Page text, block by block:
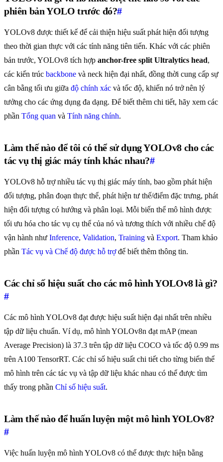
phiên bản YOLO trước đó?#
YOLOv8 được thiết kế để cải thiện hiệu suất phát hiện đối tượng
theo thời gian thực với các tính năng tiên tiến. Khác với các phiên
bản trước, YOLOv8 tích hợp anchor-free split Ultralytics head,
các kiến trúc backbone và neck hiện đại nhất, đồng thời cung cấp sự
cân bằng tối ưu giữa độ chính xác và tốc độ, khiến nó trở nên lý
tưởng cho các ứng dụng đa dạng. Để biết thêm chi tiết, hãy xem các
phần Tổng quan và Tính năng chính.
Làm thế nào để tôi có thể sử dụng YOLOv8 cho các
tác vụ thị giác máy tính khác nhau?#
YOLOv8 hỗ trợ nhiều tác vụ thị giác máy tính, bao gồm phát hiện
đối tượng, phân đoạn thực thể, phát hiện tư thế/điểm đặc trưng, phát
hiện đối tượng có hướng và phân loại. Mỗi biến thể mô hình được
tối ưu hóa cho tác vụ cụ thể của nó và tương thích với nhiều chế độ
vận hành như Inference, Validation, Training và Export. Tham khảo
phần Tác vụ và Chế độ được hỗ trợđể biết thêm thông tin.
Các chỉ số hiệu suất cho các mô hình YOLOv8 là gì?
#
Các mô hình YOLOv8 đạt được hiệu suất hiện đại nhất trên nhiều
tập dữ liệu chuẩn. Ví dụ, mô hình YOLOv8n đạt mAP (mean
Average Precision) là 37.3 trên tập dữ liệu COCO và tốc độ 0.99 ms
trên A100 TensorRT. Các chỉ số hiệu suất chi tiết cho từng biến thể
mô hình trên các tác vụ và tập dữ liệu khác nhau có thể được tìm
thấy trong phần Chỉ số hiệu suất.
Làm thế nào để huấn luyện một mô hình YOLOv8?
#
Việc huấn luyện mô hình YOLOv8 có thể được thực hiện bằng